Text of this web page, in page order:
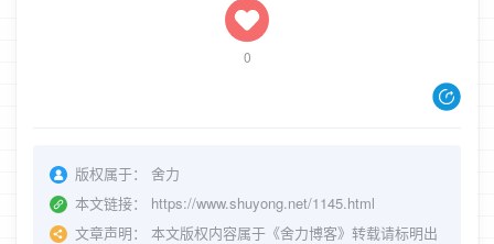
0
版权属于：
舍力
本文链接：
https://www.shuyong.net/1145.html
文章声明：
本文版权内容属于《舍力博客》转载请标明出